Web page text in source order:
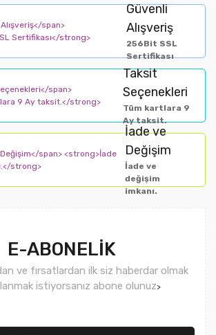
Güvenli
Alışveriş
256Bit SSL
Sertifikası
Taksit
Seçenekleri
Tüm kartlara 9
Ay taksit.
İade ve
Değişim
İade ve
değişim
imkanı.
E-ABONELİK
ve fırsatlardan ilk siz haberdar olmak
istiyorsanız abone olunuz>